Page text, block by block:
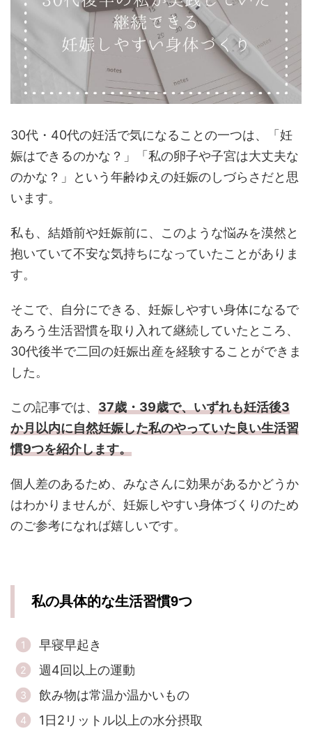
30代・40代の妊活で気になることの一つは、「妊
娠はできるのかな？」「私の卵子や子宮は大丈夫な
のかな？」という年齢ゆえの妊娠のしづらさだと思
います。
私も、結婚前や妊娠前に、このような悩みを漠然と
抱いていて不安な気持ちになっていたことがありま
す。
そこで、自分にできる、妊娠しやすい身体になるで
あろう生活習慣を取り入れて継続していたところ、
30代後半で二回の妊娠出産を経験することができま
した。
この記事では、 37歳・39歳で、いずれも妊活後3
か月以内に自然妊娠した私のやっていた良い生活習
慣9つを紹介します。
個人差のあるため、みなさんに効果があるかどうか
はわかりませんが、妊娠しやすい身体づくりのため
のご参考になれば嬉しいです。
私の具体的な生活習慣9つ
早寝早起き
週4回以上の運動
飲み物は常温か温かいもの
1日2リットル以上の水分摂取